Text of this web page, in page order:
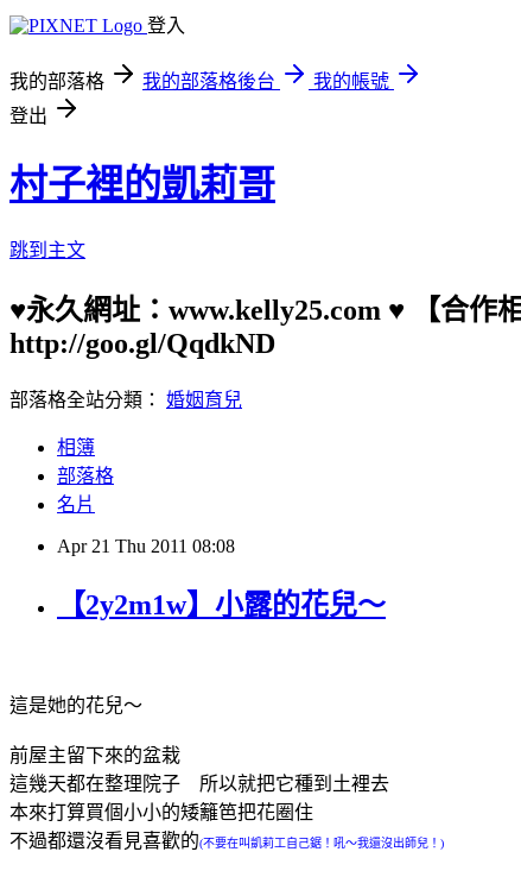
登入
我的部落格 我的部落格後台
我的帳號
登出
村子裡的凱莉哥
跳到主文
♥永久網址：www.kelly25.com ♥ 【合作
http://goo.gl/QqdkND
部落格全站分類： 婚姻育兒
相簿
部落格
名片
Apr 21 Thu 2011 08:08
【2y2m1w】小露的花兒～
這是她的花兒～
前屋主留下來的盆栽
這幾天都在整理院子 所以就把它種到土裡去
本來打算買個小小的矮籬笆把花圈住
不過都還沒看見喜歡的(不要在叫凱莉工自己鋸！吼～我還沒出師兒！)